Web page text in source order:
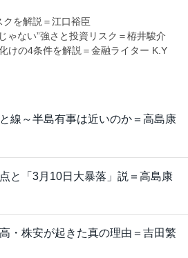
を解説＝江口裕臣
ゃない”強さと投資リスク＝栫井駿介
けの4条件を解説＝金融ライター K.Y
線～半島有事は近いのか＝高島康
と「3月10日大暴落」説＝高島康
・株安が起きた真の理由＝吉田繁